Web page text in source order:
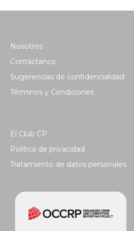
Nosotros
Contáctanos
Sugerencias de confidencialidad
Términos y Condiciones
El Club CP
Política de privacidad
Tratamiento de datos personales